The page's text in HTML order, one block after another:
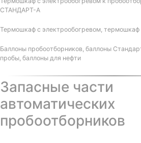
СТАНДАРТ-А
Термошкаф с электрообогревом, термошкаф
Баллоны пробоотборников, баллоны
пробы, баллоны для нефти
Запасные части
автоматических
пробоотборников